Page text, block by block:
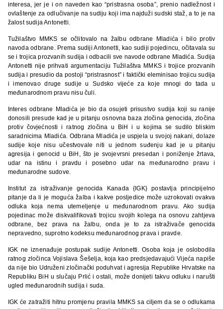
interesa, jer je i on naveden kao “pristrasna osoba”, prenio nadležnost i
ovlaštenje za odlučivanje na sudiju koji ima najduži sudski staž, a to je na
žalost sudija Antonetti.
Tužilaštvo MMKS se očlitovalo na žalbu odbrane Mladića i bilo protiv
navoda odbrane. Prema sudiji Antonetti, kao sudiji pojedincu, očitavala su
se i trojica prozvanih sudija i odbacili sve navode odbrane Mladića. Sudija
Antonetti nije prihvati argumentaciju Tužilaštva MMKS i trojice prozvanih
sudija i presudio da postoji “pristrasnost” i faktički eleminisao trojicu sudija
i imenovao druge sudije u Sudsko vijeće za koje mnogi do tada u
međunarodnom pravu nisu čuli.
Interes odbrane Mladića je bio da osujeti prisustvo sudija koji su ranije
donosili presude kad je u pitanju osnovna baza zločina genocida, zločina
protiv čovjećnosti i ratnog zločina u BiH i u kojima se sudilo bliskim
saradnicima Mladića. Odbrana Mladića je uspjela u svojoj nakani, dolaze
sudije koje nisu učestvovale niti u jednom suđenju kad je u pitanju
agresija i genocid u BiH, što je svojevrsni presedan i poniženje žrtava,
udar na istinu i pravdu i posebno udar na međunarodno pravu i
međunarodne sudove.
Institut za istraživanje genocida Kanada {IGK} postavlja principijelno
pitanje da li je moguća žalba i kakve posljedice može uzrokovati ovakva
odluka koja nema utemeljenje u međunarodnom pravu. Ako sudija
pojedinac može diskvalifikovati trojicu svojih kolega na osnovu zahtjeva
odbrane, bez prava na žalbu, onda je to za istraživače genocida
nepravedno, suprotno kodeksu međunarodnog prava i pravde.
IGK ne iznenađuje postupak sudije Antonetti. Osoba koja je oslobodila
ratnog zločinca Vojislava Šešelja, koja kao predsjedavajući Vijeća napiše
da nije bio Udruženi zločinački poduhvat i agresija Republike Hrvatske na
Republiku BiH u slučaju Prlić i ostali, može donijeti takvu odluku i narušti
ugled međunarodnih sudija i suda.
IGK će zatražiti hitnu promjenu pravila MMKS sa ciljem da se o odlukama